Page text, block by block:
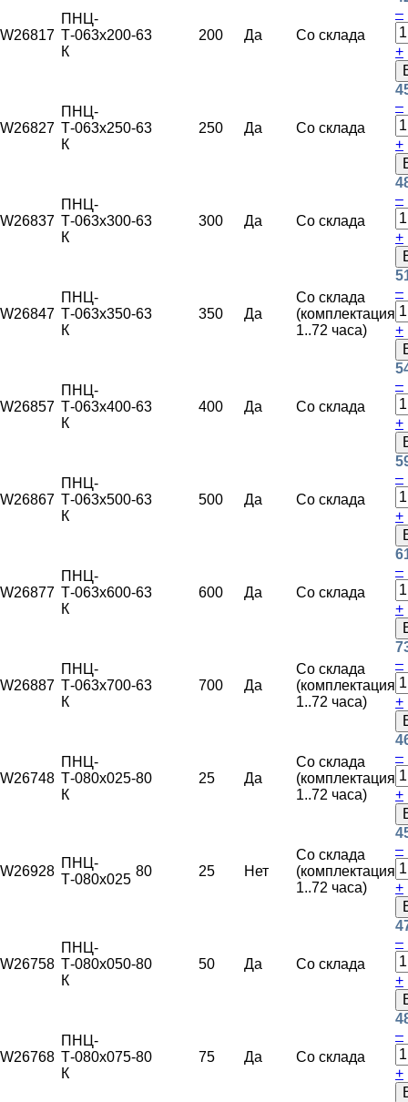
W26817
ПНЦ-
Т-063х200-
К
63 200 Да Со склада
–
+
W26827
ПНЦ-
Т-063х250-
К
63 250 Да Со склада
–
+
W26837
ПНЦ-
Т-063х300-
К
63 300 Да Со склада
–
+
W26847
ПНЦ-
Т-063х350-
К
63 350 Да
Со склада
(комплектация
1..72 часа)
–
+
W26857
ПНЦ-
Т-063х400-
К
63 400 Да Со склада
–
+
W26867
ПНЦ-
Т-063х500-
К
63 500 Да Со склада
–
+
W26877
ПНЦ-
Т-063х600-
К
63 600 Да Со склада
–
+
W26887
ПНЦ-
Т-063х700-
К
63 700 Да
Со склада
(комплектация
1..72 часа)
–
+
W26748
ПНЦ-
Т-080х025-
К
80 25 Да
Со склада
(комплектация
1..72 часа)
–
+
W26928
ПНЦ-
Т-080х025
80 25 Нет
Со склада
(комплектация
1..72 часа)
–
+
W26758
ПНЦ-
Т-080х050-
К
80 50 Да Со склада
–
+
W26768
ПНЦ-
Т-080х075-
К
80 75 Да Со склада
–
+